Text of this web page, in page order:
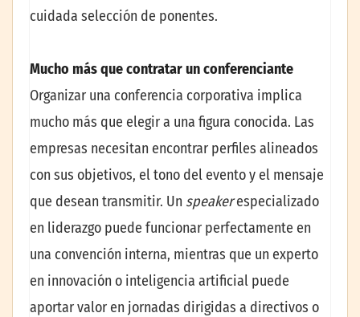
cuidada selección de ponentes.
Mucho más que contratar un conferenciante
Organizar una conferencia corporativa implica
mucho más que elegir a una figura conocida. Las
empresas necesitan encontrar perfiles alineados
con sus objetivos, el tono del evento y el mensaje
que desean transmitir. Un speakerespecializado
en liderazgo puede funcionar perfectamente en
una convención interna, mientras que un experto
en innovación o inteligencia artificial puede
aportar valor en jornadas dirigidas a directivos o